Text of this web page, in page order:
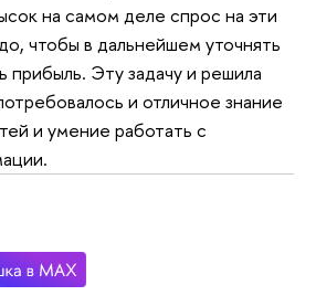
на самом деле спрос на эти
чтобы в дальнейшем уточнять
прибыль. Эту задачу и решила
и отличное знание
и умение работать с